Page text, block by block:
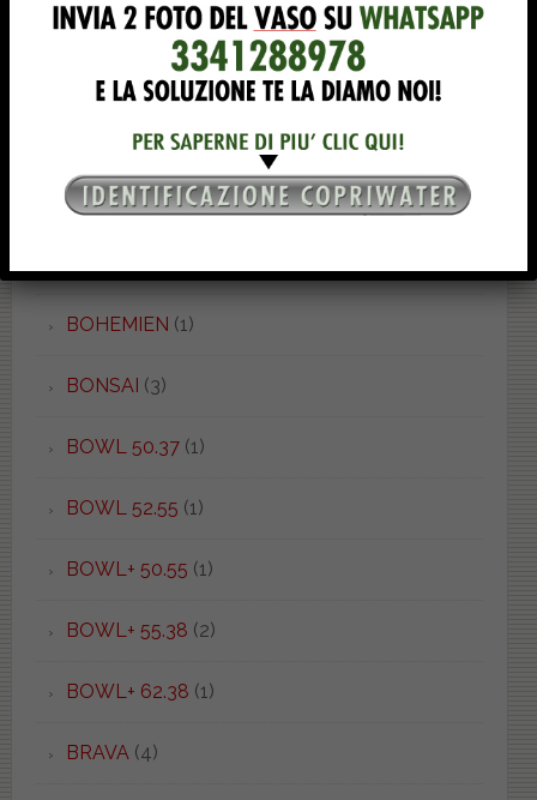
BELLINI (1)
BETA(4)
BIARRIZ(1)
BIT(1)
BOHEMIEN (1)
BONSAI (3)
BOWL 50.37(1)
BOWL 52.55 (1)
BOWL+ 50.55 (1)
BOWL+ 55.38 (2)
BOWL+ 62.38 (1)
BRAVA (4)